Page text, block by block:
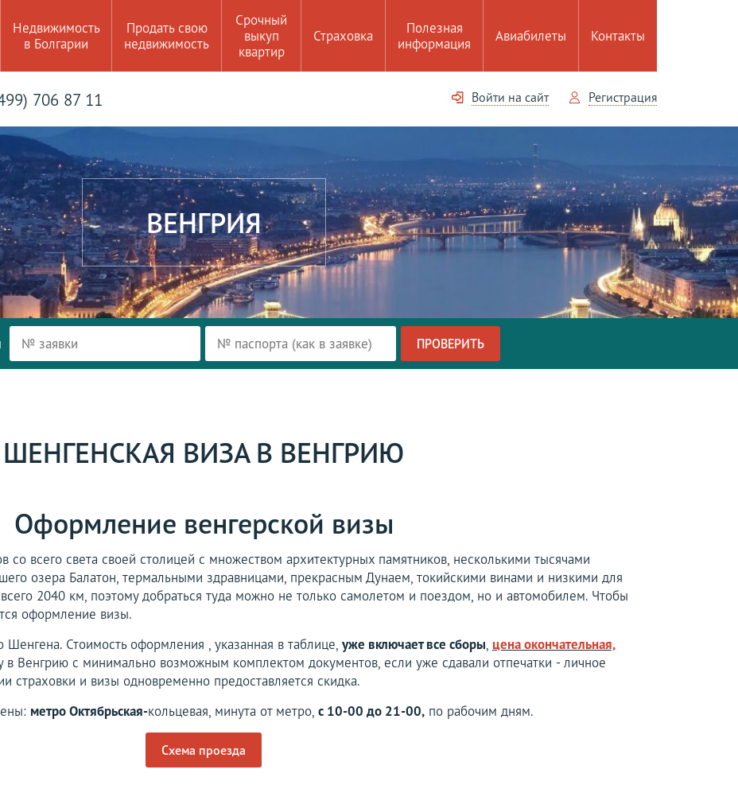
Недвижимость
в Болгарии
Продать свою
недвижимость
Срочный
выкуп
квартир
Страховка
Полезная
информация
Авиабилеты Контакты
Войти на сайт Регистрация
706 87 11
ВЕНГРИЯ
ШЕНГЕНСКАЯ ВИЗА В ВЕНГРИЮ
Оформление венгерской визы
со всего света своей столицей с множеством архитектурных памятников, несколькими тысячами
озера Балатон, термальными здравницами, прекрасным Дунаем, токийскими винами и низкими для
2040 км, поэтому добраться туда можно не только самолетом и поездом, но и автомобилем. Чтобы
оформление визы.
Стоимость оформления , указанная в таблице, уже включает все сборы, цена окончательная,
Венгрию с минимально возможным комплектом документов, если уже сдавали отпечатки - личное
страховки и визы одновременно предоставляется скидка.
метро Октябрьская-кольцевая, минута от метро, с 10-00 до 21-00, по рабочим дням.
Схема проезда